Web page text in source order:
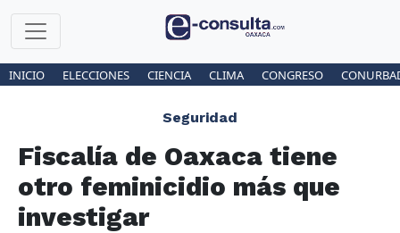
INICIO ELECCIONES CIENCIA CLIMA CONGRESO
Seguridad
Fiscalía de Oaxaca tiene
otro feminicidio más que
investigar